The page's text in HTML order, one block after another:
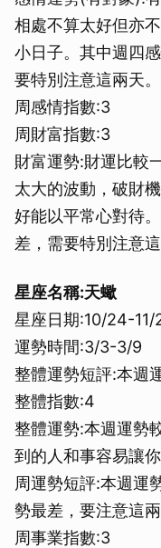
相處不算太好但亦
小日子。其中週四
要特別注意這兩天。
周感情指數:3
周財富指數:3
財富運勢:財運比較
太大的波動，破財
好能以平常心對待
差，需要特別注意這
星座名稱:天蠍
星座日期:10/24-11/
運勢時間:3/3-3/9
整體運勢短評:本週
整體指數:4
整體運勢:本週運勢
到的人和事容易讓你
周運勢短評:本週運
勢最差，要注意這
周事業指數:3
取消